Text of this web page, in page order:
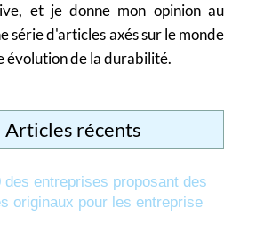
et je donne mon opinion au
série d'articles axés sur le monde
évolution de la durabilité.
Articles récents
des entreprises proposant des
originaux pour les entreprise